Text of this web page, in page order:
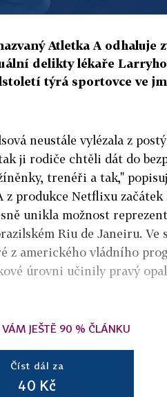
Atletka A odhaluje
delikty lékaře
týrá sportovce ve
neustále vylézala z
ji rodiče chtěli dát do
trenéři a tak,"
z produkce Netflixu začátek
unikla možnost
Riu de Janeiru. Ve
z amerického vládního
úrovni učinily pravý
JEŠTĚ 90 % ČLÁNKU
Číst dál za
40 Kč